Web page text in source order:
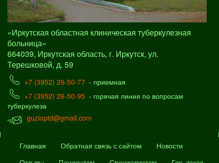
«Иркутская областная клиническая туберкулезная
больница»
664039, Иркутская область, г. Иркутск, ул.
Терешковой, д. 59
+7 (3952) 26-50-77 - приемная
+7 (3952) 26-50-95 - горячая линия по вопросам
туберкулеза
guzioptd@gmail.com
Главная Обратная связь с сайтом
Новости